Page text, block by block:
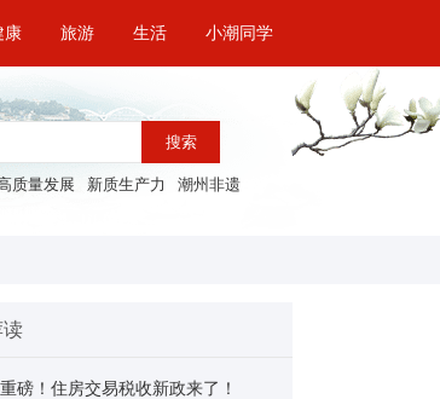
康 旅游 生活 小潮同学
搜索
质量发展 新质生产力 潮州非遗
读
重磅！住房交易税收新政来了！